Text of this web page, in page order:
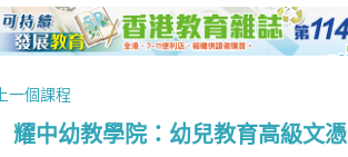
一個課程
耀中幼教學院：幼兒教育高級文憑